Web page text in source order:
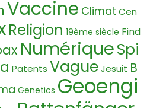
Vaccine Climat Cen
Religion 19ème siècle Find
NumériqueSpi
Patents VagueJesuit B
Genetics Geoengi